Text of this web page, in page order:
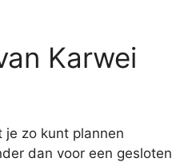
Karwei
zo kunt plannen
dan voor een gesloten